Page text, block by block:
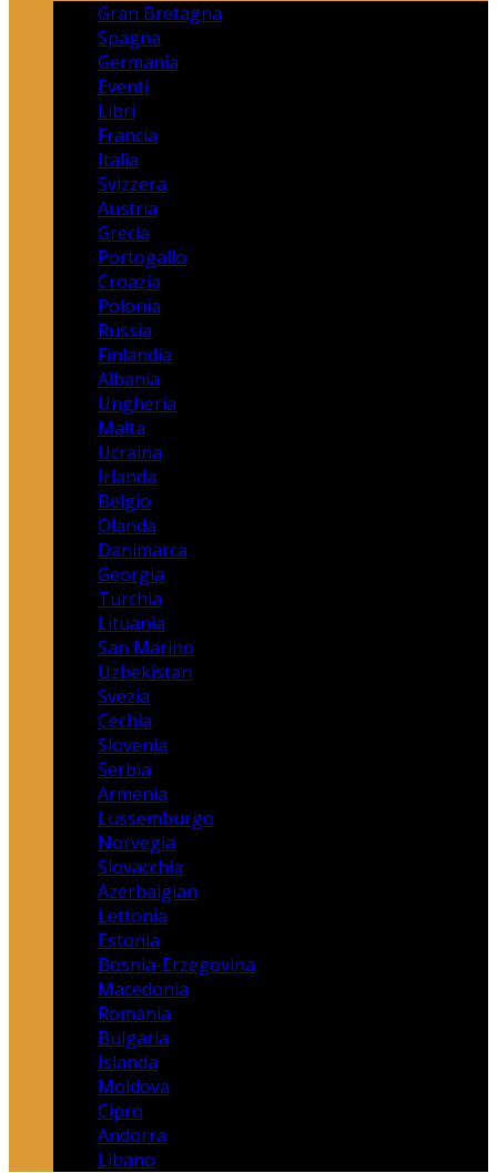
Gran Bretagna
Spagna
Germania
Eventi
Libri
Francia
Italia
Svizzera
Austria
Grecia
Portogallo
Croazia
Polonia
Russia
Finlandia
Albania
Ungheria
Malta
Ucraina
Irlanda
Belgio
Olanda
Danimarca
Georgia
Turchia
Lituania
San Marino
Uzbekistan
Svezia
Cechia
Slovenia
Serbia
Armenia
Lussemburgo
Norvegia
Slovacchia
Azerbaigian
Lettonia
Estonia
Bosnia-Erzegovina
Macedonia
Romania
Bulgaria
Islanda
Moldova
Cipro
Andorra
Libano